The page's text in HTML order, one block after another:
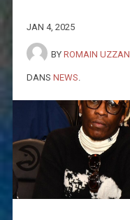
JAN 4, 2025
BY ROMAIN UZZAN
DANS NEWS